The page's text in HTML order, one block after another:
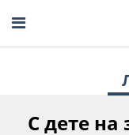
С дете на